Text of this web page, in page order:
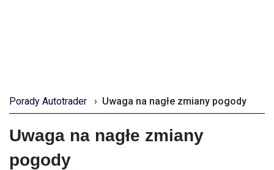
Porady Autotrader › Uwaga na nagłe zmiany pogody
Uwaga na nagłe zmiany
pogody